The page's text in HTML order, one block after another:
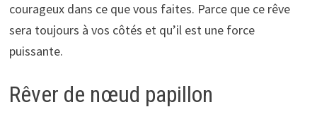
courageux dans ce que vous faites. Parce que ce rêve
sera toujours à vos côtés et qu’il est une force
puissante.
Rêver de nœud papillon